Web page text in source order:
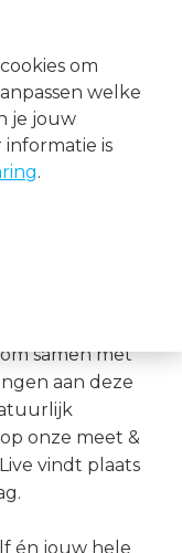
Menu
live!
van
samen met
aan deze
onze meet &
vindt plaats
én jouw hele
om
welke
je jouw
is
.